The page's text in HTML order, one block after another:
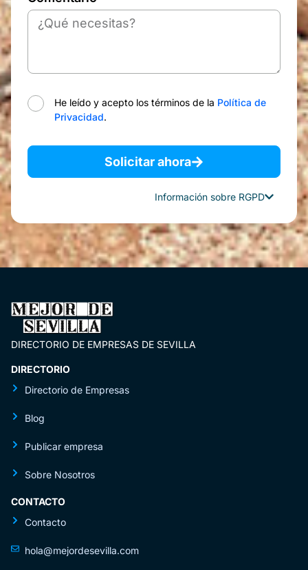
He leído y acepto los términos de la Política de
Privacidad.
Solicitar ahora
Información sobre RGPD
DIRECTORIO DE EMPRESAS DE SEVILLA
DIRECTORIO
Directorio de Empresas
Blog
Publicar empresa
Sobre Nosotros
CONTACTO
Contacto
hola@mejordesevilla.com